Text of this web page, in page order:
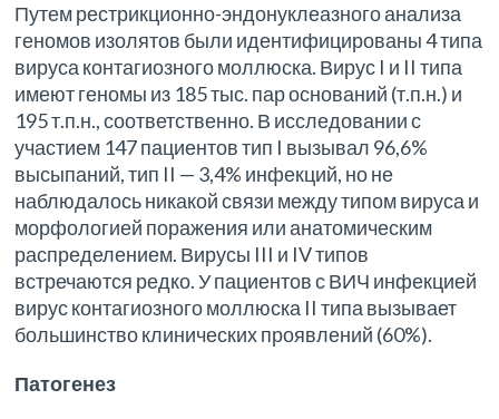
Путем рестрикционно-эндонуклеазного анализа
геномов изолятов были идентифицированы 4 типа
вируса контагиозного моллюска. Вирус I и II типа
имеют геномы из 185 тыс. пар оснований (т.п.н.) и
195 т.п.н., соответственно. В исследовании с
участием 147 пациентов тип I вызывал 96,6%
высыпаний, тип II — 3,4% инфекций, но не
наблюдалось никакой связи между типом вируса и
морфологией поражения или анатомическим
распределением. Вирусы III и IV типов
встречаются редко. У пациентов с ВИЧ инфекцией
вирус контагиозного моллюска II типа вызывает
большинство клинических проявлений (60%).
Патогенез